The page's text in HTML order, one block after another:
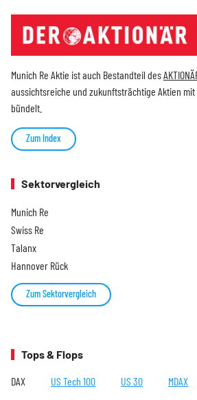
Munich Re Aktie ist auch Bestandteil des
aussichtsreiche und zukunftsträchtige Aktien
bündelt.
Zum Index
Sektorvergleich
Munich Re
Swiss Re
Talanx
Hannover Rück
Zum Sektorvergleich
Tops & Flops
DAX US Tech 100 US 30 MDAX